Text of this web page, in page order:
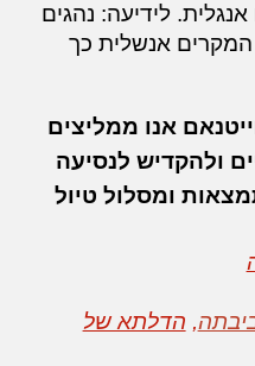
אנגלית.לידיעה: נהגים
אנשלית כך
אנו ממליצים
ולהקדיש לנסיעה
ומסלול טיול
, הדלתא של